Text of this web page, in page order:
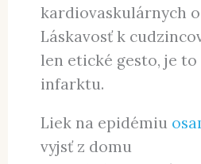
kardiovaskulárnych
Láskavosť k
len etické gesto, je
infarktu.
Liek na epidémiu
vyjsť z domu